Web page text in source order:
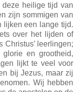
heilige tijd van
zijn sommigen van
lijken een lange tijd.
over het lijden of
Christus’ leerlingen;
en grootheid,
lijkt te veel voor
bij Jezus, maar zij
Wij hebben